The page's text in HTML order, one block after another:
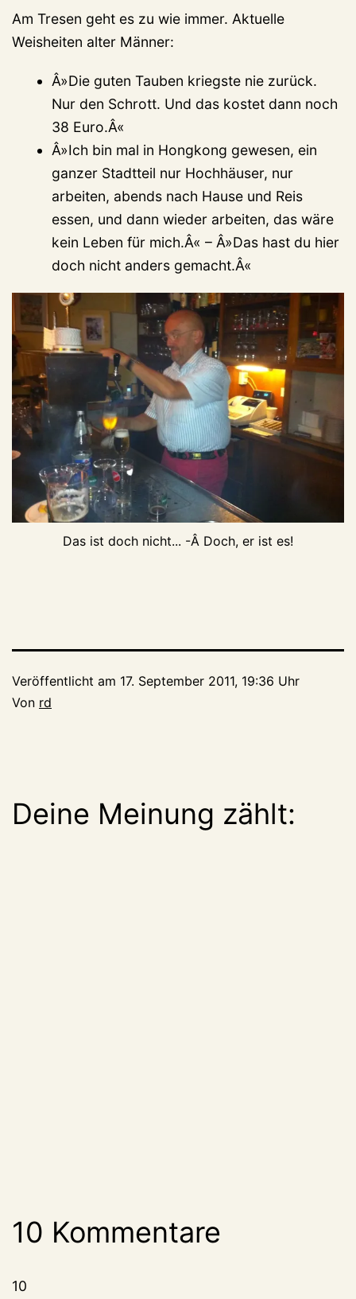
Am Tresen geht es zu wie immer. Aktuelle
Weisheiten alter Männer:
Â»Die guten Tauben kriegste nie zurück.
Nur den Schrott. Und das kostet dann noch
38 Euro.Â«
Â»Ich bin mal in Hongkong gewesen, ein
ganzer Stadtteil nur Hochhäuser, nur
arbeiten, abends nach Hause und Reis
essen, und dann wieder arbeiten, das wäre
kein Leben für mich.Â« – Â»Das hast du hier
doch nicht anders gemacht.Â«
Das ist doch nicht... -Â Doch, er ist es!
Veröffentlicht am 17. September 2011, 19:36 Uhr
Von rd
Deine Meinung zählt:
10 Kommentare
10